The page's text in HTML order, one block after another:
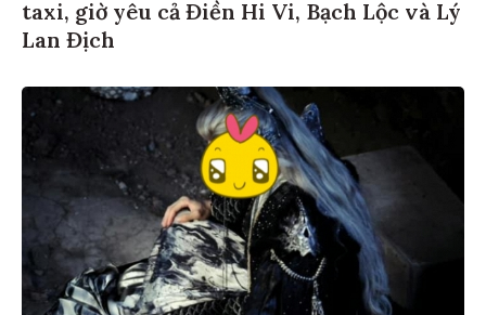
taxi, giờ yêu cả Điền Hi Vi, Bạch Lộc và Lý
Lan Địch